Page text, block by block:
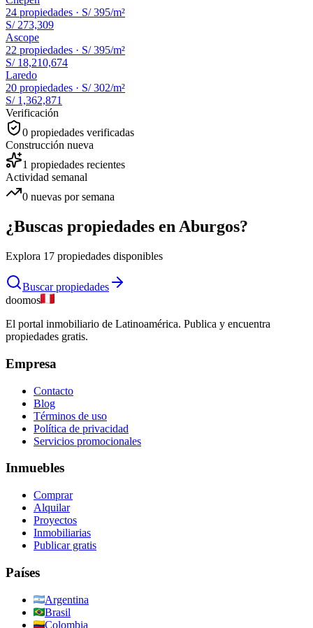
24 propiedades · S/ 395/m²
S/ 273,309
Ascope
22 propiedades · S/ 395/m²
S/ 18,210,674
Laredo
20 propiedades · S/ 302/m²
S/ 1,362,871
Verificación
0 propiedades verificadas
Construcción nueva
1 propiedades recientes
Actividad semanal
0 nuevas por semana
¿Buscas propiedades enAburgos?
Explora 17 propiedades disponibles
Buscar propiedades
doomos
El portal inmobiliario de Latinoamérica. Publica y encuentra
propiedades gratis.
Empresa
Contacto
Blog
Términos de uso
Política de privacidad
Servicios promocionales
Inmuebles
Comprar
Alquilar
Proyectos
Inmobiliarias
Publicar gratis
Países
Argentina
Brasil
Colombia